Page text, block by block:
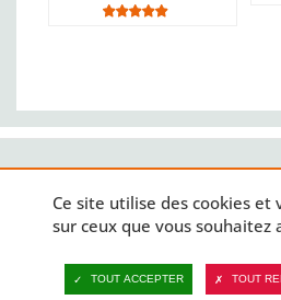
Ce site utilise des cookies et
sur ceux que vous souhaitez
TOUT ACCEPTER TOUT